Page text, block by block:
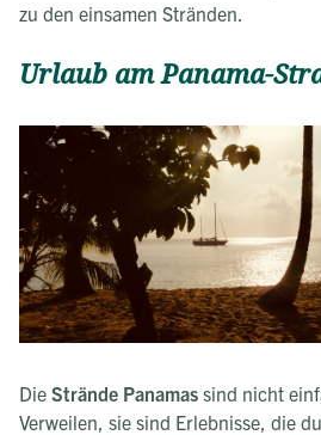
zu den einsamen Stränden.
Urlaub am Panama-
Die Strände Panamas sind nicht
Verweilen, sie sind Erlebnisse, die